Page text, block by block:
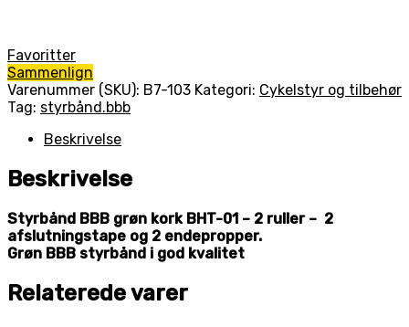
Favoritter
Sammenlign
Varenummer (SKU): B7-103 Kategori: Cykelstyr og tilbehør
Tag: styrbånd.bbb
Beskrivelse
Beskrivelse
Styrbånd BBB grøn kork BHT-01 – 2 ruller – 2
afslutningstape og 2 endepropper.
Grøn BBB styrbånd i god kvalitet
Relaterede varer